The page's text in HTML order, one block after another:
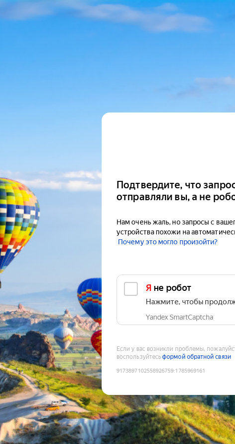
Подтвердите, что
отправляли вы, а не
Нам очень жаль, но запросы с
устройства похожи на
Почему это могло произойти?
Я не робот
Нажмите, чтобы
Yandex SmartCaptcha
Если у вас возникли проблемы,
воспользуйтесьформой обратной связи
9173897102558926759:1785969161